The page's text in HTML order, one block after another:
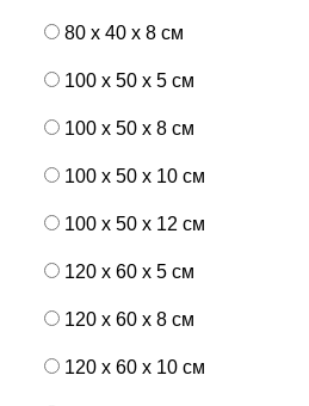
80 x 40 x 8 см
100 x 50 x 5 см
100 х 50 х 8 см
100 x 50 x 10 см
100 x 50 x 12 см
120 x 60 x 5 см
120 x 60 x 8 см
120 x 60 x 10 см